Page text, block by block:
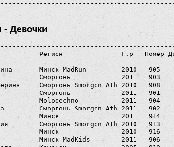
- Девочки
Регион               Г.р.  Номер
Минск MadRun         2010   905
Сморгонь             2011   903
Сморгонь Smorgon Ath 2010   908
Сморгонь             2011   901
Molodechno           2011   904
Сморгонь Smorgon Ath 2011   902
Минск                2011   914
Сморгонь Smorgon Ath 2010   913
Минск                2010   916
Минск MadKids        2011   906